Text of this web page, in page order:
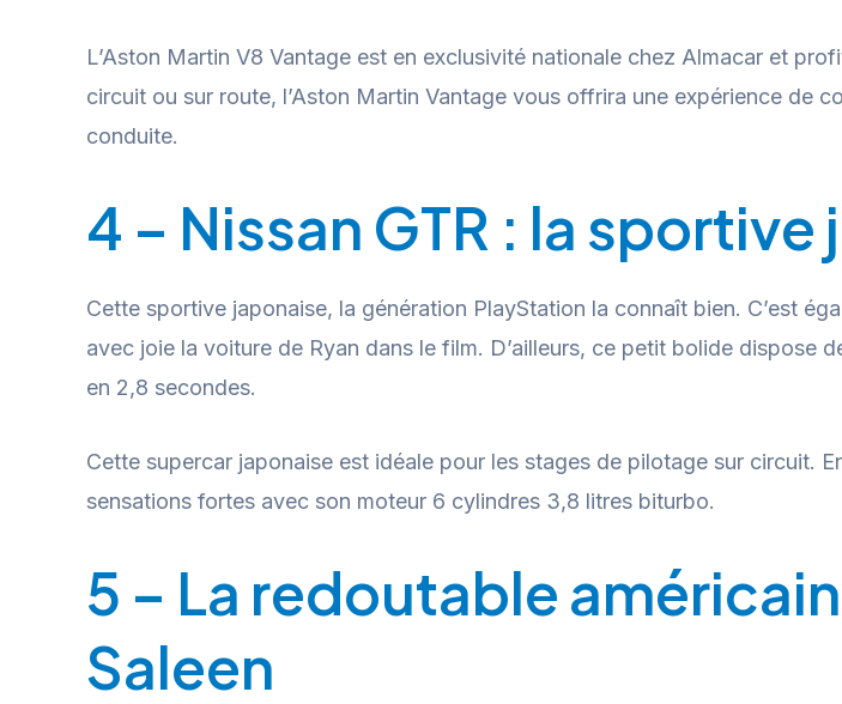
L’Aston Martin V8 Vantage est en exclusivité nationale chez Almacar et
circuit ou sur route, l’Aston Martin Vantage vous offrira une expérience de
conduite.
4 – Nissan GTR : la
Cette sportive japonaise, la génération PlayStation la connaît bien. C’est
avec joie la voiture de Ryan dans le film. D’ailleurs, ce petit bolide dispose
en 2,8 secondes.
Cette supercar japonaise est idéale pour les stages de pilotage sur circuit.
sensations fortes avec son moteur 6 cylindres 3,8 litres biturbo.
5 – La redoutable
Saleen